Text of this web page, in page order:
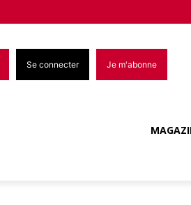
Se connecter Je m'abonne